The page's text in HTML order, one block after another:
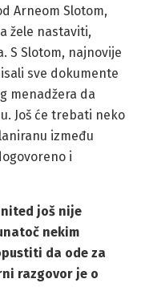
Arneom Slotom,
žele nastaviti,
S Slotom, najnovije
sve dokumente
menadžera da
Još će trebati neko
između
i
još nije
nekim
da ode za
razgovor je o